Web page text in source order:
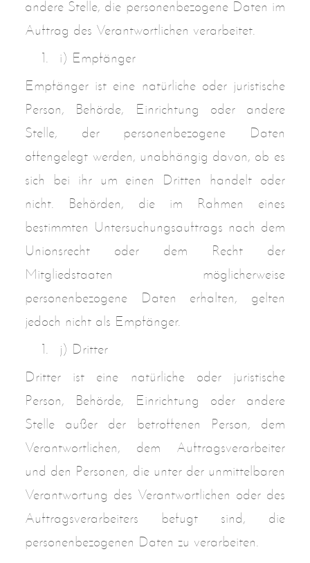
andere Stelle, die personenbezogene Daten im
Auftrag des Verantwortlichen verarbeitet.
i) Empfänger
Empfänger ist eine natürliche oder juristische
Person, Behörde, Einrichtung oder andere
Stelle, der personenbezogene Daten
offengelegt werden, unabhängig davon, ob es
sich bei ihr um einen Dritten handelt oder
nicht. Behörden, die im Rahmen eines
bestimmten Untersuchungsauftrags nach dem
Unionsrecht oder dem Recht der
Mitgliedstaaten möglicherweise
personenbezogene Daten erhalten, gelten
jedoch nicht als Empfänger.
j) Dritter
Dritter ist eine natürliche oder juristische
Person, Behörde, Einrichtung oder andere
Stelle außer der betroffenen Person, dem
Verantwortlichen, dem Auftragsverarbeiter
und den Personen, die unter der unmittelbaren
Verantwortung des Verantwortlichen oder des
Auftragsverarbeiters befugt sind, die
personenbezogenen Daten zu verarbeiten.